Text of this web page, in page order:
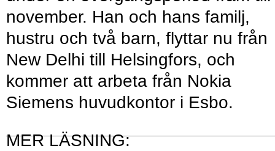
november. Han och hans familj,
hustru och två barn, flyttar nu från
New Delhi till Helsingfors, och
kommer att arbeta från Nokia
Siemens huvudkontor i Esbo.